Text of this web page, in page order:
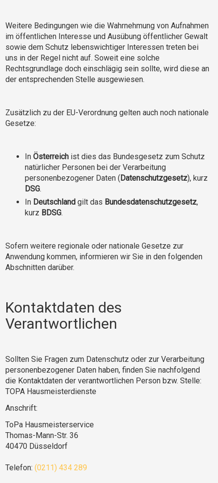
Weitere Bedingungen wie die Wahrnehmung von Aufnahmen
im öffentlichen Interesse und Ausübung öffentlicher Gewalt
sowie dem Schutz lebenswichtiger Interessen treten bei
uns in der Regel nicht auf. Soweit eine solche
Rechtsgrundlage doch einschlägig sein sollte, wird diese an
der entsprechenden Stelle ausgewiesen.
Zusätzlich zu der EU-Verordnung gelten auch noch nationale
Gesetze:
InÖsterreich ist dies das Bundesgesetz zum Schutz
natürlicher Personen bei der Verarbeitung
personenbezogener Daten (Datenschutzgesetz), kurz
DSG.
In Deutschland gilt das Bundesdatenschutzgesetz,
kurz BDSG.
Sofern weitere regionale oder nationale Gesetze zur
Anwendung kommen, informieren wir Sie in den folgenden
Abschnitten darüber.
Kontaktdaten des
Verantwortlichen
Sollten Sie Fragen zum Datenschutz oder zur Verarbeitung
personenbezogener Daten haben, finden Sie nachfolgend
die Kontaktdaten der verantwortlichen Person bzw. Stelle:
TOPA Hausmeisterdienste
Anschrift:
ToPa Hausmeisterservice
Thomas-Mann-Str. 36
40470 Düsseldorf
Telefon:(0211) 434 289